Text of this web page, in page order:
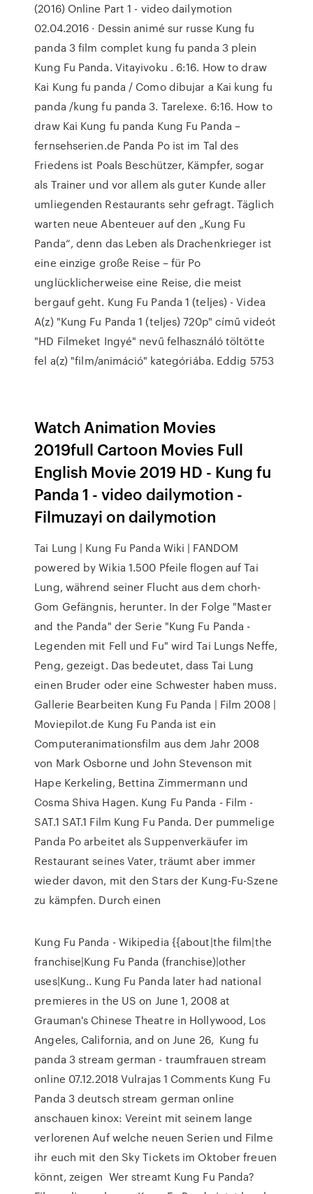
(2016) Online Part 1 - video dailymotion
02.04.2016 · Dessin animé sur russe Kung fu
panda 3 film complet kung fu panda 3 plein
Kung Fu Panda. Vitayivoku . 6:16. How to draw
Kai Kung fu panda / Como dibujar a Kai kung fu
panda /kung fu panda 3. Tarelexe. 6:16. How to
draw Kai Kung fu panda Kung Fu Panda –
fernsehserien.de Panda Po ist im Tal des
Friedens ist Poals Beschützer, Kämpfer, sogar
als Trainer und vor allem als guter Kunde aller
umliegenden Restaurants sehr gefragt. Täglich
warten neue Abenteuer auf den „Kung Fu
Panda“, denn das Leben als Drachenkrieger ist
eine einzige große Reise – für Po
unglücklicherweise eine Reise, die meist
bergauf geht. Kung Fu Panda 1 (teljes) - Videa
A(z) "Kung Fu Panda 1 (teljes) 720p" című videót
"HD Filmeket Ingyé" nevű felhasználó töltötte
fel a(z) "film/animáció" kategóriába. Eddig 5753
Watch Animation Movies
2019full Cartoon Movies Full
English Movie 2019 HD - Kung fu
Panda 1 - video dailymotion -
Filmuzayi on dailymotion
Tai Lung | Kung Fu Panda Wiki | FANDOM
powered by Wikia 1.500 Pfeile flogen auf Tai
Lung, während seiner Flucht aus dem chorh-
Gom Gefängnis, herunter. In der Folge "Master
and the Panda" der Serie "Kung Fu Panda -
Legenden mit Fell und Fu" wird Tai Lungs Neffe,
Peng, gezeigt. Das bedeutet, dass Tai Lung
einen Bruder oder eine Schwester haben muss.
Gallerie Bearbeiten Kung Fu Panda | Film 2008 |
Moviepilot.de Kung Fu Panda ist ein
Computeranimationsfilm aus dem Jahr 2008
von Mark Osborne und John Stevenson mit
Hape Kerkeling, Bettina Zimmermann und
Cosma Shiva Hagen. Kung Fu Panda - Film -
SAT.1 SAT.1 Film Kung Fu Panda. Der pummelige
Panda Po arbeitet als Suppenverkäufer im
Restaurant seines Vater, träumt aber immer
wieder davon, mit den Stars der Kung-Fu-Szene
zu kämpfen. Durch einen
Kung Fu Panda - Wikipedia {{about|the film|the
franchise|Kung Fu Panda (franchise)|other
uses|Kung.. Kung Fu Panda later had national
premieres in the US on June 1, 2008 at
Grauman's Chinese Theatre in Hollywood, Los
Angeles, California, and on June 26, Kung fu
panda 3 stream german - traumfrauen stream
online 07.12.2018 Vulrajas 1 Comments Kung Fu
Panda 3 deutsch stream german online
anschauen kinox: Vereint mit seinem lange
verlorenen Auf welche neuen Serien und Filme
ihr euch mit den Sky Tickets im Oktober freuen
könnt, zeigen Wer streamt Kung Fu Panda?